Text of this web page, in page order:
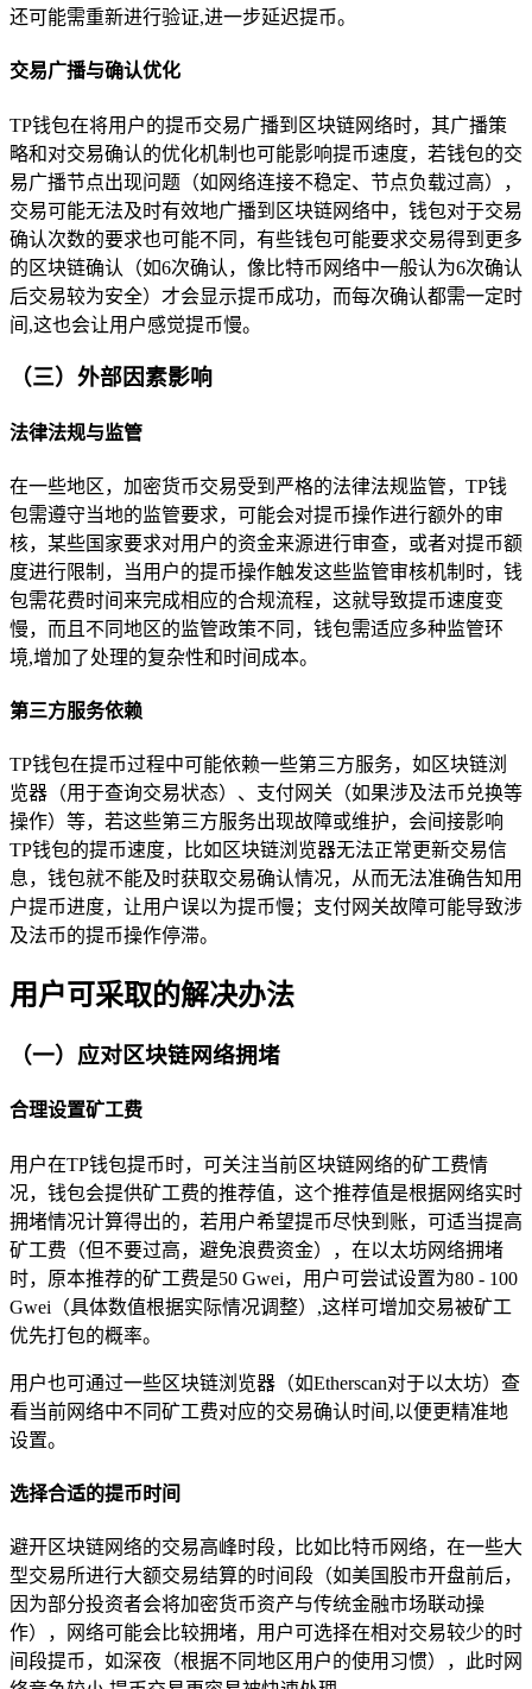
还可能需重新进行验证,进一步延迟提币。
交易广播与确认优化
TP钱包在将用户的提币交易广播到区块链网络时，其广播策
略和对交易确认的优化机制也可能影响提币速度，若钱包的交
易广播节点出现问题（如网络连接不稳定、节点负载过高），
交易可能无法及时有效地广播到区块链网络中，钱包对于交易
确认次数的要求也可能不同，有些钱包可能要求交易得到更多
的区块链确认（如6次确认，像比特币网络中一般认为6次确认
后交易较为安全）才会显示提币成功，而每次确认都需一定时
间,这也会让用户感觉提币慢。
（三）外部因素影响
法律法规与监管
在一些地区，加密货币交易受到严格的法律法规监管，TP钱
包需遵守当地的监管要求，可能会对提币操作进行额外的审
核，某些国家要求对用户的资金来源进行审查，或者对提币额
度进行限制，当用户的提币操作触发这些监管审核机制时，钱
包需花费时间来完成相应的合规流程，这就导致提币速度变
慢，而且不同地区的监管政策不同，钱包需适应多种监管环
境,增加了处理的复杂性和时间成本。
第三方服务依赖
TP钱包在提币过程中可能依赖一些第三方服务，如区块链浏
览器（用于查询交易状态）、支付网关（如果涉及法币兑换等
操作）等，若这些第三方服务出现故障或维护，会间接影响
TP钱包的提币速度，比如区块链浏览器无法正常更新交易信
息，钱包就不能及时获取交易确认情况，从而无法准确告知用
户提币进度，让用户误以为提币慢；支付网关故障可能导致涉
及法币的提币操作停滞。
用户可采取的解决办法
（一）应对区块链网络拥堵
合理设置矿工费
用户在TP钱包提币时，可关注当前区块链网络的矿工费情
况，钱包会提供矿工费的推荐值，这个推荐值是根据网络实时
拥堵情况计算得出的，若用户希望提币尽快到账，可适当提高
矿工费（但不要过高，避免浪费资金），在以太坊网络拥堵
时，原本推荐的矿工费是50 Gwei，用户可尝试设置为80 - 100
Gwei（具体数值根据实际情况调整）,这样可增加交易被矿工
优先打包的概率。
用户也可通过一些区块链浏览器（如Etherscan对于以太坊）查
看当前网络中不同矿工费对应的交易确认时间,以便更精准地
设置。
选择合适的提币时间
避开区块链网络的交易高峰时段，比如比特币网络，在一些大
型交易所进行大额交易结算的时间段（如美国股市开盘前后，
因为部分投资者会将加密货币资产与传统金融市场联动操
作），网络可能会比较拥堵，用户可选择在相对交易较少的时
间段提币，如深夜（根据不同地区用户的使用习惯），此时网